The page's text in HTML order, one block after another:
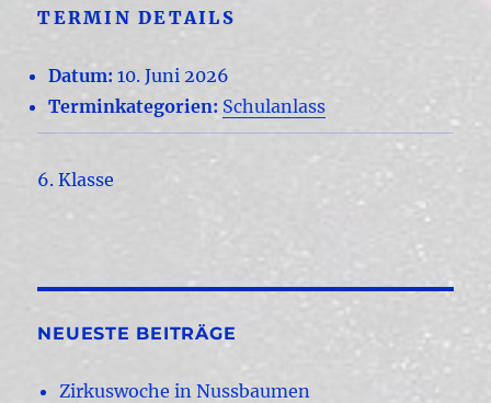
TERMIN DETAILS
Datum: 10. Juni 2026
Terminkategorien: Schulanlass
6. Klasse
NEUESTE BEITRÄGE
Zirkuswoche in Nussbaumen